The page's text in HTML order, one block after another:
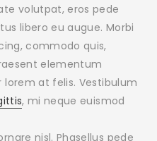
volutpat, eros pede
libero eu augue. Morbi
commodo quis,
elementum
at felis. Vestibulum
, mi neque euismod
nisl. Phasellus pede